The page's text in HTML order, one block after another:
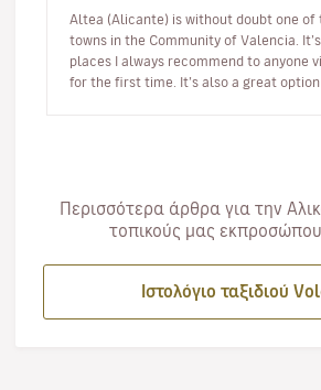
Altea (Alicante) is without doubt one
towns in the Community of Valencia.
places I always recommend to anyone
for the first time. It’s also a great option
Περισσότερα άρθρα για την
τοπικούς μας
Ιστολόγιο ταξιδιού